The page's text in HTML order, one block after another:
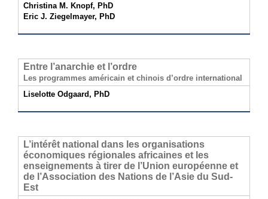
Christina M. Knopf, PhD
Eric J. Ziegelmayer, PhD
Entre l’anarchie et l’ordre
Les programmes américain et chinois d’ordre international
Liselotte Odgaard, PhD
L’intérêt national dans les organisations
économiques régionales africaines et les
enseignements à tirer de l’Union européenne et
de l’Association des Nations de l’Asie du Sud-
Est